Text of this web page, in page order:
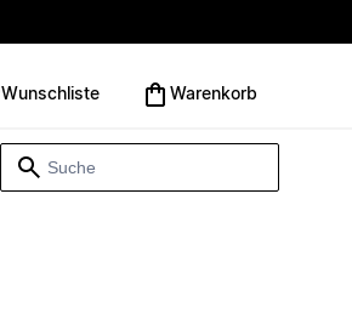
Wunschliste Warenkorb